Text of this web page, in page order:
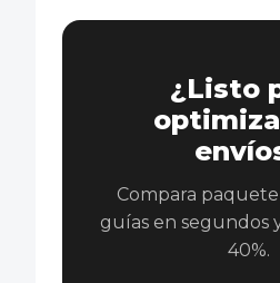
¿Listo
Compara
guías en segundos
40%.